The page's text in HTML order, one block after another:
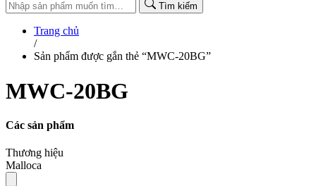
Tìm kiếm
Trang chủ
/
Sản phẩm được gắn thẻ “MWC-20BG”
MWC-20BG
Các sản phẩm
Thương hiệu
Malloca